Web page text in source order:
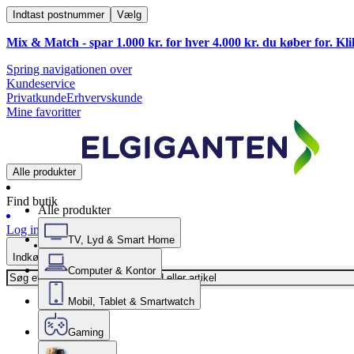
Indtast postnummer Vælg
Mix & Match - spar 1.000 kr. for hver 4.000 kr. du køber for.
Spring navigationen over
Kundeservice
PrivatkundeErhvervskunde
Mine favoritter
Alle produkter
Find butik
Log ind
Indkøbskurv
Alle produkter
TV, Lyd & Smart Home
Computer & Kontor
Mobil, Tablet & Smartwatch
Gaming